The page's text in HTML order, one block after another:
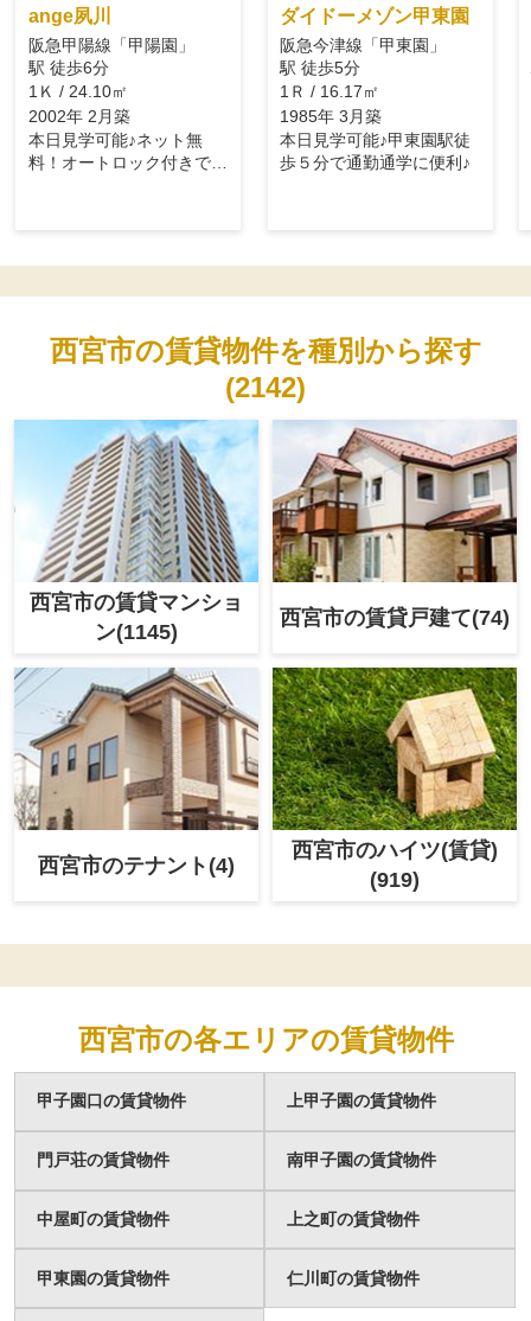
ange夙川
阪急甲陽線「甲陽園」
駅 徒歩6分
1Ｋ / 24.10㎡
2002年 2月築
本日見学可能♪ネット無
料！オートロック付きでセ
ダイドーメゾン甲東園
阪急今津線「甲東園」
駅 徒歩5分
1Ｒ / 16.17㎡
1985年 3月築
本日見学可能♪甲東園駅徒
歩５分で通勤通学に便利♪
西宮市の賃貸物件を種別から探す
(2142)
西宮市の賃貸マンショ
ン(1145)
西宮市の賃貸戸建て(74)
西宮市のテナント(4)
西宮市のハイツ(賃貸)
(919)
西宮市の各エリアの賃貸物件
甲子園口の賃貸物件 上甲子園の賃貸物件
門戸荘の賃貸物件 南甲子園の賃貸物件
中屋町の賃貸物件 上之町の賃貸物件
甲東園の賃貸物件 仁川町の賃貸物件